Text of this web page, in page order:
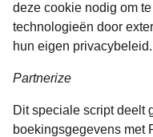
deze cookie nodig om
technologieën door
hun eigen privacybeleid.
Partnerize
Dit speciale script deelt
boekingsgegevens met